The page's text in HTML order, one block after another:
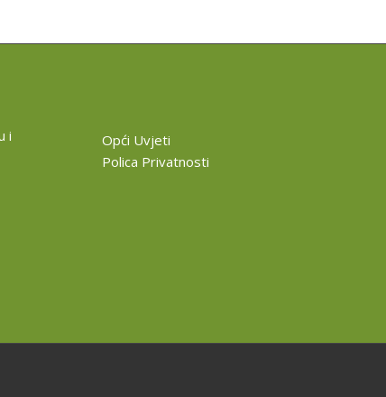
i
Opći Uvjeti
Polica Privatnosti